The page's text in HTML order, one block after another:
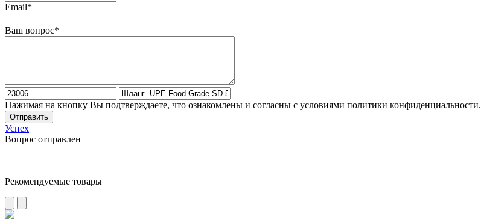
Email*
Ваш вопрос*
Нажимая на кнопку Вы подтверждаете, что ознакомлены и согласны с условиями политики конфиденциальности.
Отправить
Успех
Вопрос отправлен
Рекомендуемые товары